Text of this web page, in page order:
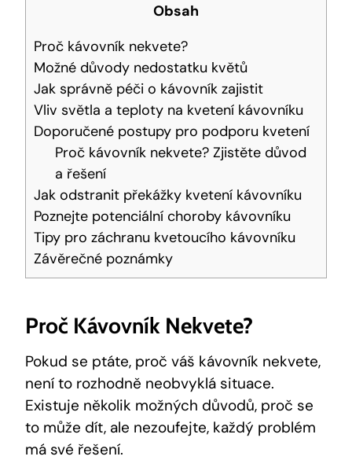
Obsah
Proč kávovník nekvete?
Možné důvody nedostatku květů
Jak správně péči o kávovník zajistit
Vliv světla a teploty na kvetení kávovníku
Doporučené postupy pro podporu kvetení
Proč kávovník nekvete? Zjistěte důvod
a řešení
Jak odstranit překážky kvetení kávovníku
Poznejte potenciální choroby kávovníku
Tipy pro záchranu kvetoucího kávovníku
Závěrečné poznámky
Proč Kávovník Nekvete?
Pokud se ptáte, proč váš kávovník nekvete,
není to rozhodně neobvyklá situace.
Existuje několik možných důvodů, proč se
to může dít, ale nezoufejte, každý problém
má své řešení.